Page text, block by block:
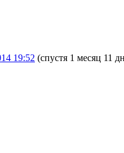
19:52 (спустя 1 месяц 11